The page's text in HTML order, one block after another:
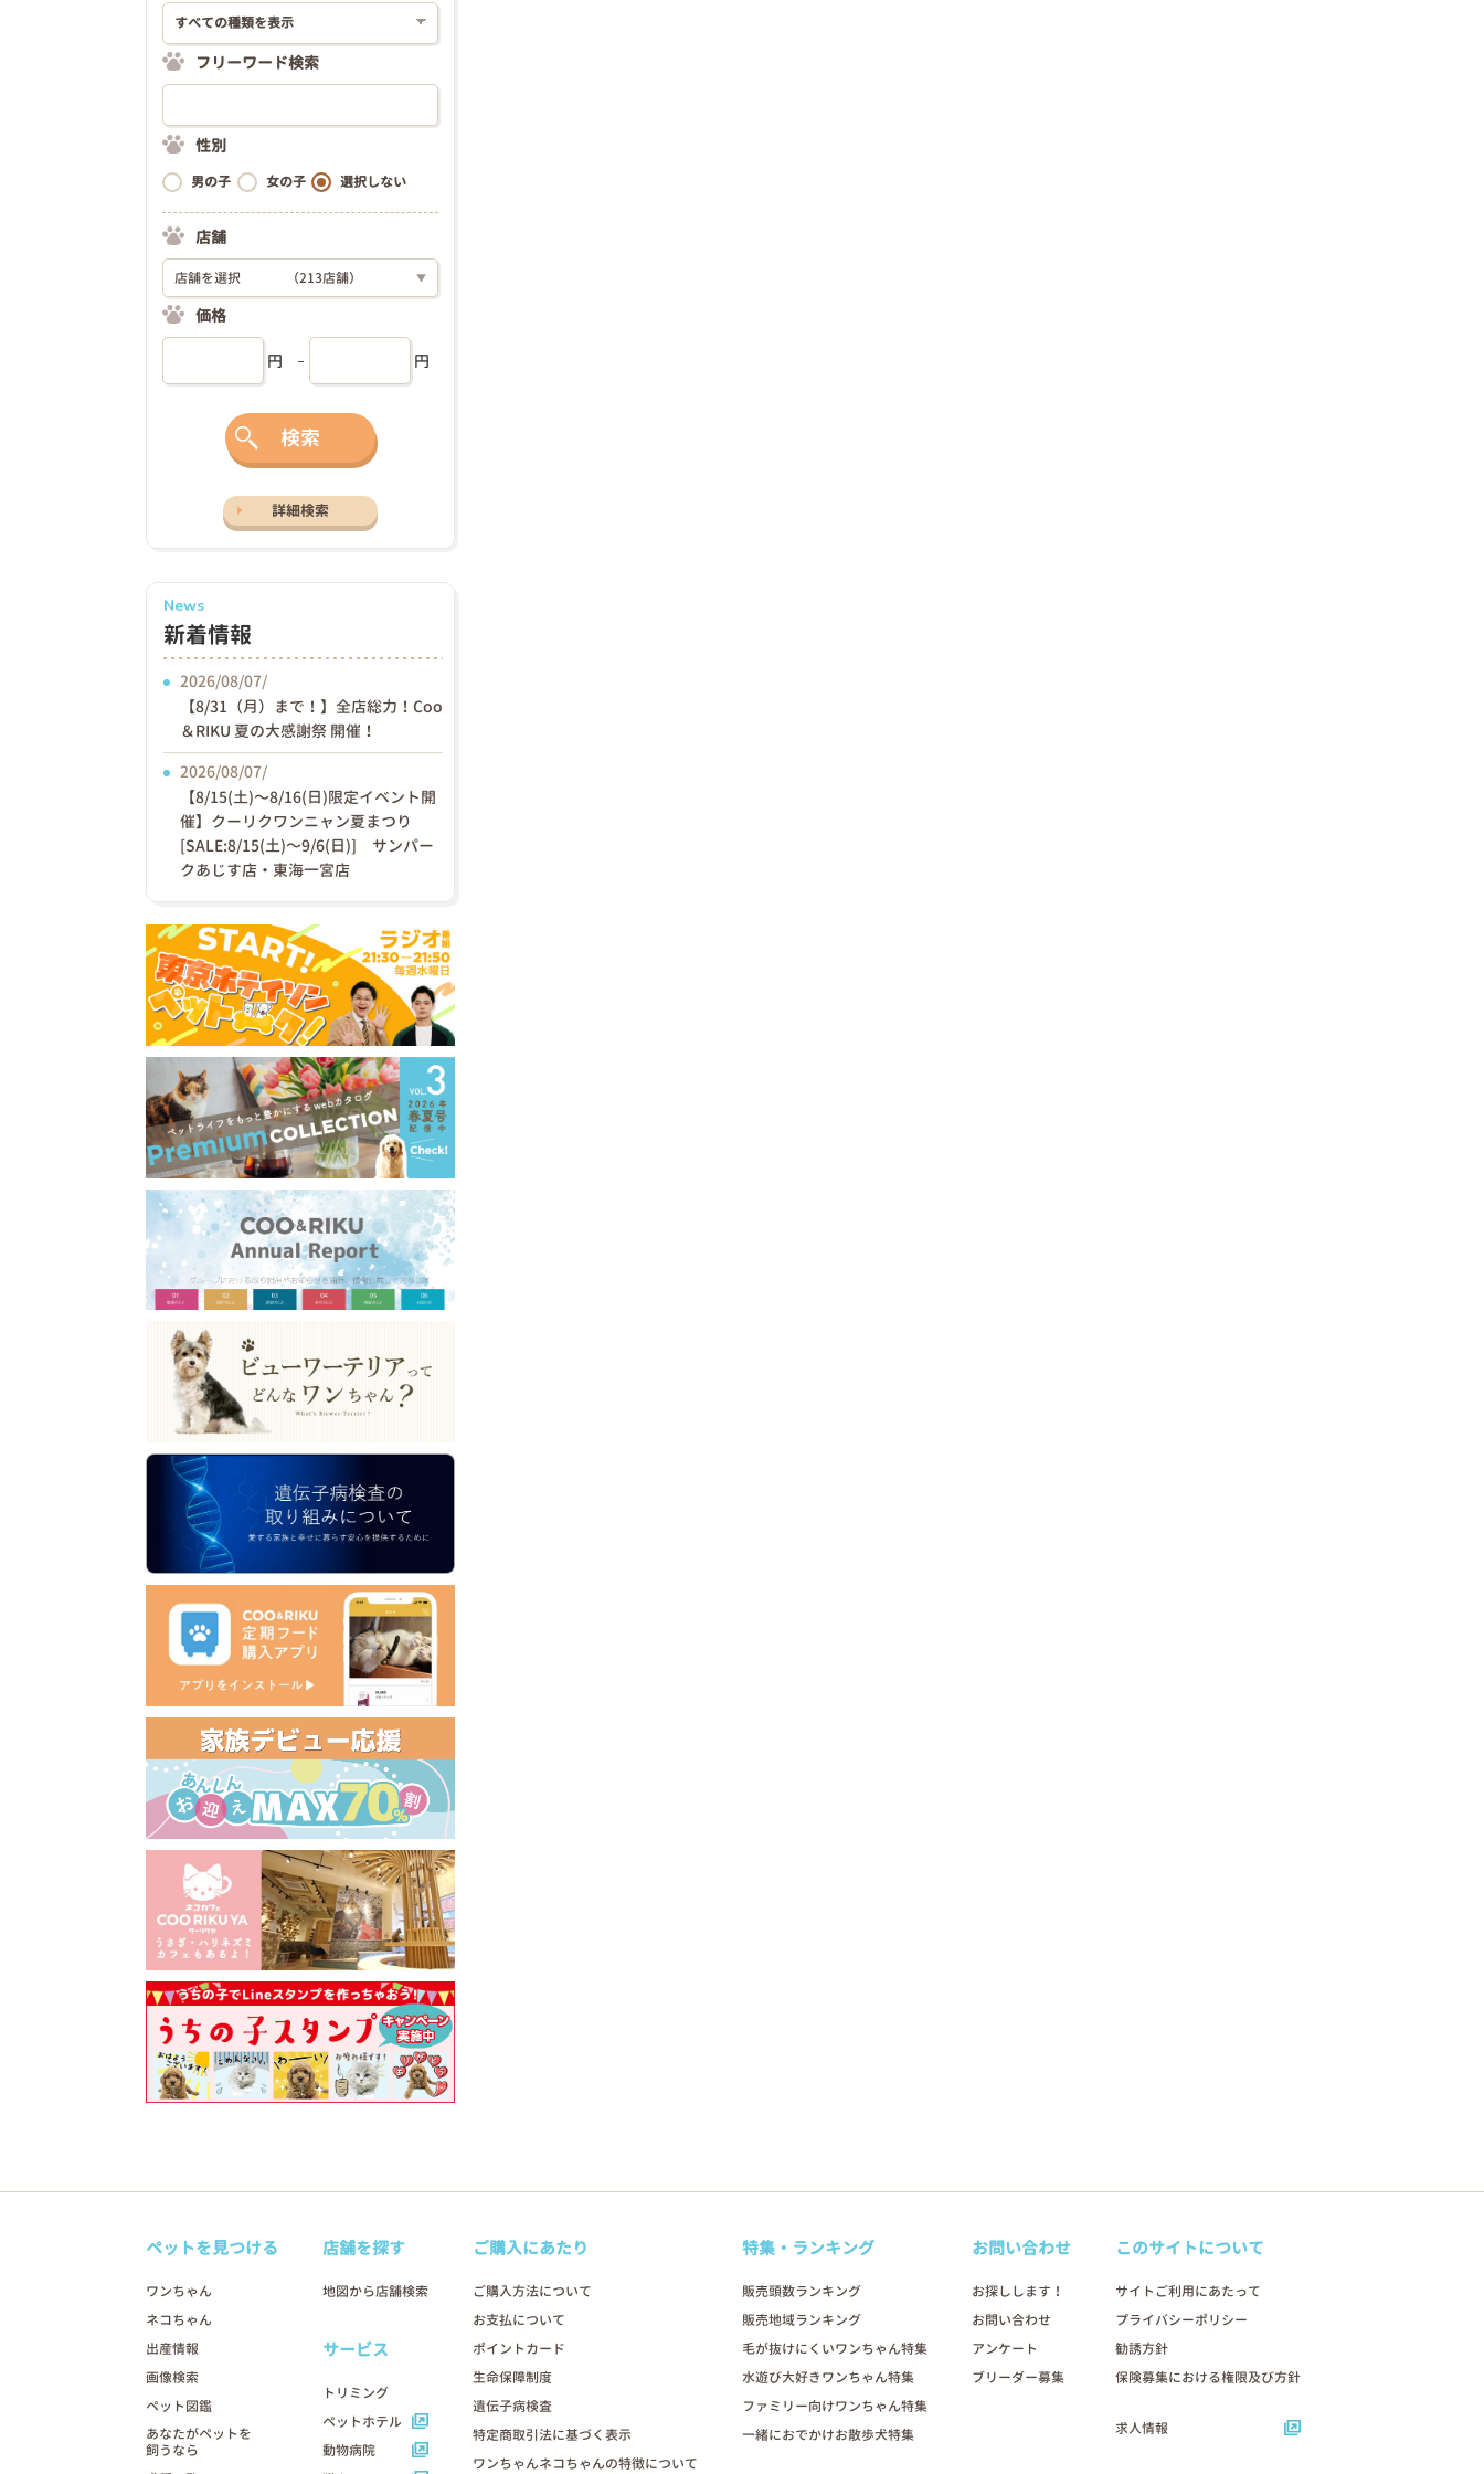
フリーワード検索
性別
男の子 女の子 選択しない
店舗
店舗を選択 （213店舗） ▼
価格
円 円
検索
詳細検索
News
新着情報
2026/08/07/
【8/31（月）まで！】全店総力！Coo
＆RIKU 夏の大感謝祭 開催！
2026/08/07/
【8/15(土)〜8/16(日)限定イベント開
催】クーリクワンニャン夏まつり
[SALE:8/15(土)～9/6(日)] サンパー
クあじす店・東海一宮店
ペットを見つける
ワンちゃん
ネコちゃん
出産情報
画像検索
ペット図鑑
あなたがペットを
飼うなら
店舗を探す
地図から店舗検索
サービス
トリミング
ペットホテル
動物病院
ご購入にあたり
ご購入方法について
お支払について
ポイントカード
生命保障制度
遺伝子病検査
特定商取引法に基づく表示
ワンちゃんネコちゃんの特徴について
特集・ランキング
販売頭数ランキング
販売地域ランキング
毛が抜けにくいワンちゃん特集
水遊び大好きワンちゃん特集
ファミリー向けワンちゃん特集
一緒におでかけお散歩犬特集
お問い合わせ
お探しします！
お問い合わせ
アンケート
ブリーダー募集
このサイトについて
サイトご利用にあたって
プライバシーポリシー
勧誘方針
保険募集における権限及び方針
求人情報